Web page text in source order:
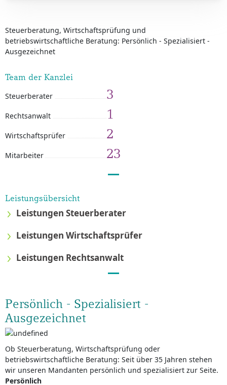
Steuerberatung, Wirtschaftsprüfung und
betriebswirtschaftliche Beratung: Persönlich - Spezialisiert -
Ausgezeichnet
Team der Kanzlei
Steuerberater 3
Rechtsanwalt 1
Wirtschaftsprüfer 2
Mitarbeiter 23
Leistungsübersicht
Leistungen Steuerberater
Leistungen Wirtschaftsprüfer
Leistungen Rechtsanwalt
Persönlich - Spezialisiert -
Ausgezeichnet
Ob Steuerberatung, Wirtschaftsprüfung oder
betriebswirtschaftliche Beratung: Seit über 35 Jahren stehen
wir unseren Mandanten persönlich und spezialisiert zur Seite.
Persönlich